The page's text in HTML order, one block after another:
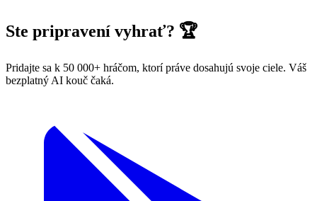
Ste pripravení vyhrať? 🏆
Pridajte sa k 50 000+ hráčom, ktorí práve dosahujú svoje ciele. Váš
bezplatný AI kouč čaká.